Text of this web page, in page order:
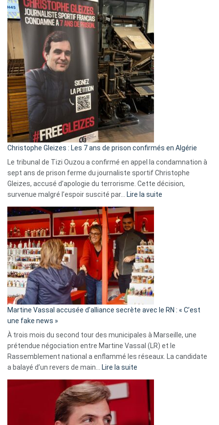
Eurovision
2026
:
Pays-
Bas,
Espagne,
Irlande
et
Slovénie
rejettent
la
présence
d’Israël
Christophe Gleizes : Les 7 ans de prison confirmés en Algérie
Le tribunal de Tizi Ouzou a confirmé en appel la condamnation à
sept ans de prison ferme du journaliste sportif Christophe
Gleizes, accusé d’apologie du terrorisme. Cette décision,
survenue malgré l’espoir suscité par… Lire la suite
Algérie
Martine Vassal accusée d’alliance secrète avec le RN : « C’est
une fake news »
À trois mois du second tour des municipales à Marseille, une
prétendue négociation entre Martine Vassal (LR) et le
Rassemblement national a enflammé les réseaux. La candidate
a balayé d’un revers de main… Lire la suite
d’alliance
secrète